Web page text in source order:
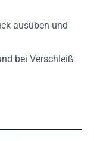
ausüben und
bei Verschleiß